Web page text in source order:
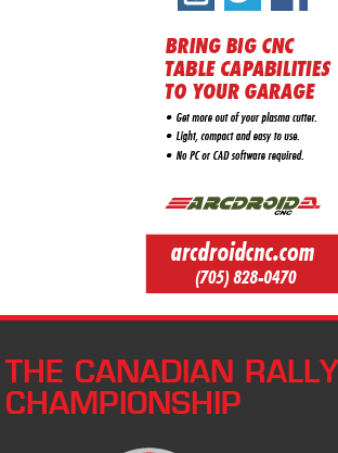
THE CANADIAN RALLY
CHAMPIONSHIP